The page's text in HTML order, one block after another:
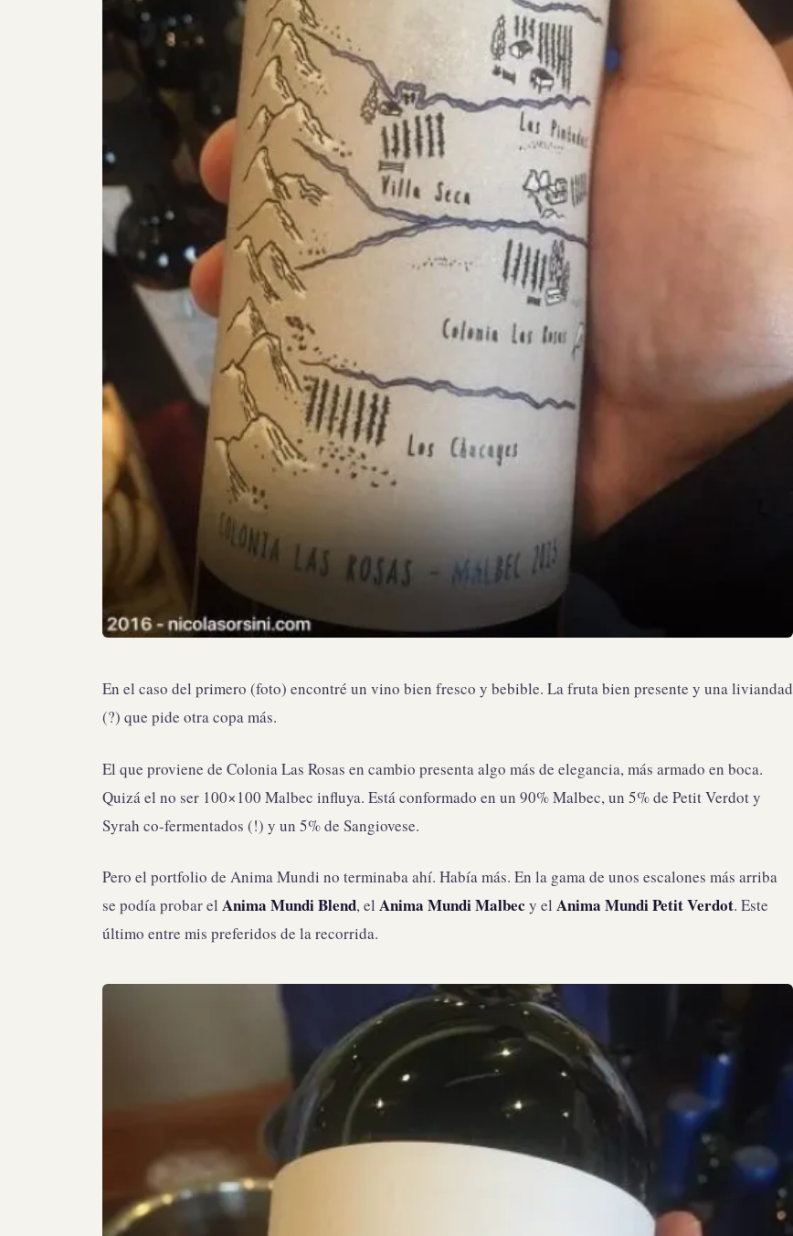
En el caso del primero (foto) encontré un vino bien fresco y bebible. La fruta bien presente y una liviandad
(?) que pide otra copa más.
El que proviene de Colonia Las Rosas en cambio presenta algo más de elegancia, más armado en boca.
Quizá el no ser 100×100 Malbec influya. Está conformado en un 90% Malbec, un 5% de Petit Verdot y
Syrah co-fermentados (!) y un 5% de Sangiovese.
Pero el portfolio de Anima Mundi no terminaba ahí. Había más. En la gama de unos escalones más arriba
se podía probar el Anima Mundi Blend, el Anima Mundi Malbec y el Anima Mundi Petit Verdot. Este
último entre mis preferidos de la recorrida.